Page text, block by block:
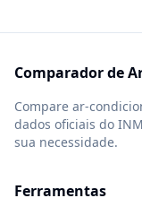
Comparador de
Compare ar-
dados oficiais do
sua necessidade.
Ferramentas